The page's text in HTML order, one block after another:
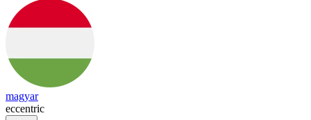
magyar
eccentric